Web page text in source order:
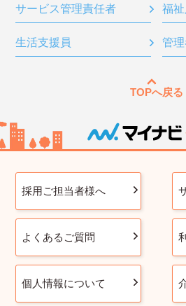
サービス管理責任者 福
生活支援員 管
TOPへ戻る
採用ご担当者様へ
よくあるご質問
個人情報について